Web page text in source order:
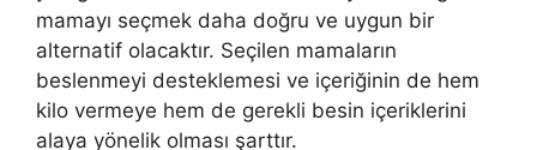
mamayı seçmek daha doğru ve uygun bir
alternatif olacaktır. Seçilen mamaların
beslenmeyi desteklemesi ve içeriğinin de hem
kilo vermeye hem de gerekli besin içeriklerini
alaya yönelik olması şarttır.